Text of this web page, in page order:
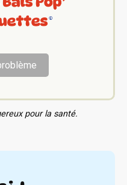
pour la santé.